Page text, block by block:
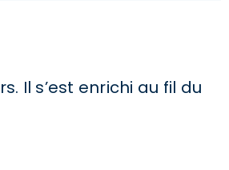
Il s’est enrichi au fil du